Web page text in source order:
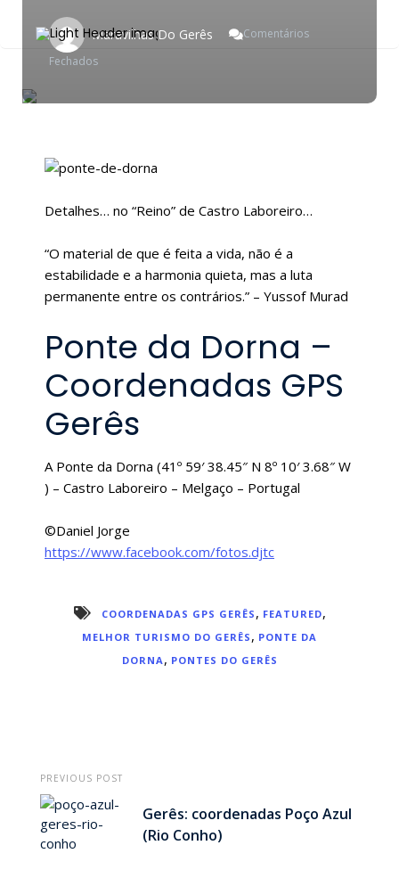
Maravilhas Do Gerês
Comentários
FechadosEm
GPS
Detalhes… no “Reino” de Castro Laboreiro…
“O material de que é feita a vida, não é a
estabilidade e a harmonia quieta, mas a luta
permanente entre os contrários.” – Yussof Murad
Ponte da Dorna –
Coordenadas GPS
Gerês
A Ponte da Dorna (41º 59′ 38.45″ N 8º 10′ 3.68″ W
) – Castro Laboreiro – Melgaço – Portugal
©Daniel Jorge
https://www.facebook.com/fotos.djtc
COORDENADAS GPS GERÊS , FEATURED,
MELHOR TURISMO DO GERÊS , PONTE DA
DORNA , PONTES DO GERÊS
PREVIOUS POST
Gerês: coordenadas Poço Azul
(Rio Conho)